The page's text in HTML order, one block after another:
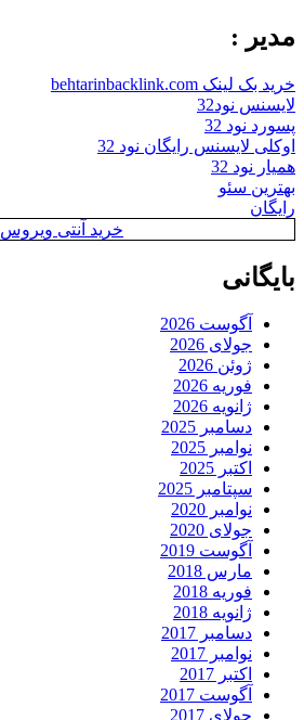
مدیر :
خرید بک لینک behtarinbacklink.com
لایسنس نود32
پسورد نود 32
اوکلی لایسنس رایگان نود 32
همیار نود 32
بهترین سئو
رایگان
خرید آنتی ویروس
بایگانی
آگوست 2026
جولای 2026
ژوئن 2026
فوریه 2026
ژانویه 2026
دسامبر 2025
نوامبر 2025
اکتبر 2025
سپتامبر 2025
نوامبر 2020
جولای 2020
آگوست 2019
مارس 2018
فوریه 2018
ژانویه 2018
دسامبر 2017
نوامبر 2017
اکتبر 2017
آگوست 2017
جولای 2017